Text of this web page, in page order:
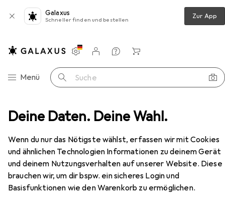
Deine Daten. Deine Wahl.
Wenn du nur das Nötigste wählst, erfassen wir mit Cookies
und ähnlichen Technologien Informationen zu deinem Gerät
und deinem Nutzungsverhalten auf unserer Website. Diese
brauchen wir, um dir bspw. ein sicheres Login und
Basisfunktionen wie den Warenkorb zu ermöglichen.
Galaxus
Schneller finden und bestellen Zur App
Navigation nach Kategorien
Menü Suche
Einstellungen
Kundenkonto
Vergleichslisten
Merklisten
Warenkorb
Drehmaschine Loc-Line Kühlmittelschlauch-System
EUR
10,90
Loc-LineKühlmittelschlauch-System